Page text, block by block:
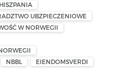
HISZPANIA
UBZPIECZENIOWE
W NORWEGII
NBBL
EIENDOMSVERDI